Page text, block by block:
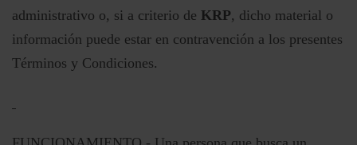
administrativo o, si a criterio de KRP, dicho material o
información puede estar en contravención a los presentes
Términos y Condiciones.